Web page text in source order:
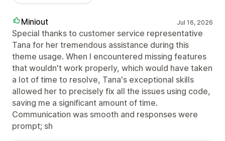
Miniout Jul 16, 2026
Special thanks to customer service representative
Tana for her tremendous assistance during this
theme usage. When I encountered missing features
that wouldn't work properly, which would have taken
a lot of time to resolve, Tana's exceptional skills
allowed her to precisely fix all the issues using code,
saving me a significant amount of time.
Communication was smooth and responses were
prompt; sh